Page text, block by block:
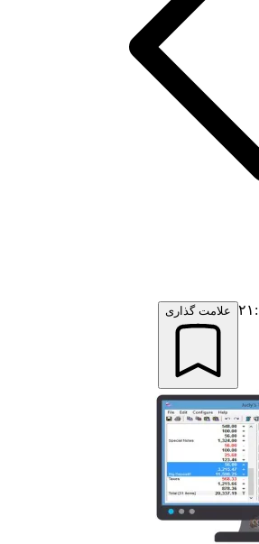
علامت گذاری